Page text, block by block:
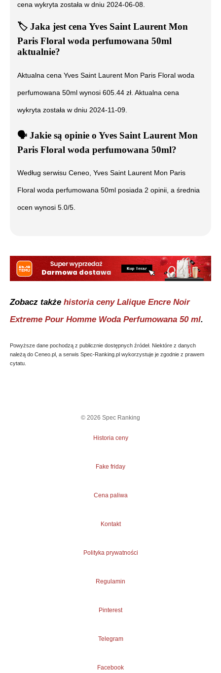
cena wykryta została w dniu 2024-06-08
🏷️ Jaka jest cena Yves Saint Laurent Mon
Paris Floral woda perfumowana 50ml
aktualnie?
Aktualna cena Yves Saint Laurent Mon Paris Floral woda
perfumowana 50ml wynosi 605.44 zł. Aktualna cena
wykryta została w dniu 2024-11-09
🗣️ ️ Jakie są opinie o Yves Saint Laurent Mon
Paris Floral woda perfumowana 50ml?
Według serwisu Ceneo, Yves Saint Laurent Mon Paris
Floral woda perfumowana 50ml posiada 2 opinii, a średnia
ocen wynosi 5.0/5.
Zobacz także historia ceny Lalique Encre Noir
Extreme Pour Homme Woda Perfumowana 50 ml.
Powyższe dane pochodzą z publicznie dostępnych źródeł. Niektóre z danych
należą do Ceneo.pl, a serwis Spec-Ranking.pl wykorzystuje je zgodnie z prawem
cytatu.
© 2026 Spec Ranking
Historia ceny
Fake friday
Cena paliwa
Kontakt
Polityka prywatności
Regulamin
Pinterest
Telegram
Facebook